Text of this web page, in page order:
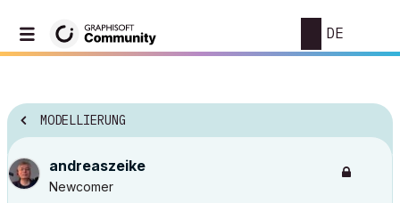
DE
MODELLIERUNG
andreaszeike
Newcomer